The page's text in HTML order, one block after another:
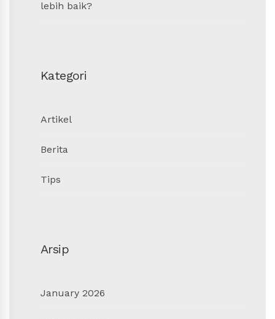
lebih baik?
Kategori
Artikel
Berita
Tips
Arsip
January 2026